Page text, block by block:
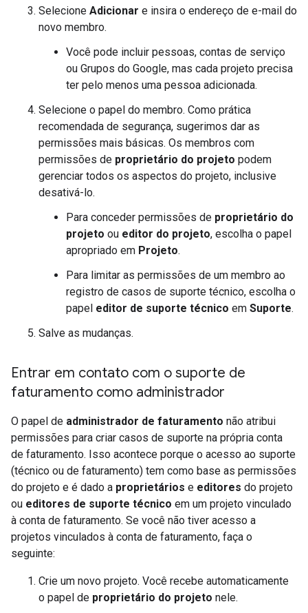
Selecione Adicionar e insira o endereço de e-mail do
novo membro.
Você pode incluir pessoas, contas de serviço
ou Grupos do Google, mas cada projeto precisa
ter pelo menos uma pessoa adicionada.
Selecione o papel do membro. Como prática
recomendada de segurança, sugerimos dar as
permissões mais básicas. Os membros com
permissões de proprietário do projeto podem
gerenciar todos os aspectos do projeto, inclusive
desativá-lo.
Para conceder permissões de proprietário do
projeto ou editor do projeto, escolha o papel
apropriado em Projeto.
Para limitar as permissões de um membro ao
registro de casos de suporte técnico, escolha o
papel editor de suporte técnico em Suporte.
Salve as mudanças.
Entrar em contato com o suporte de
faturamento como administrador
O papel de administrador de faturamento não atribui
permissões para criar casos de suporte na própria conta
de faturamento. Isso acontece porque o acesso ao suporte
(técnico ou de faturamento) tem como base as permissões
do projeto e é dado a proprietários e editores do projeto
ou editores de suporte técnico em um projeto vinculado
à conta de faturamento. Se você não tiver acesso a
projetos vinculados à conta de faturamento, faça o
seguinte:
Crie um novo projeto. Você recebe automaticamente
o papel de proprietário do projeto nele.